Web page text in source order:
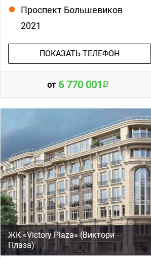
Проспект Большевиков
2021
ПОКАЗАТЬ ТЕЛЕФОН
от 6 770 001
ЖК «Victory Plaza» (Виктори
Плаза)